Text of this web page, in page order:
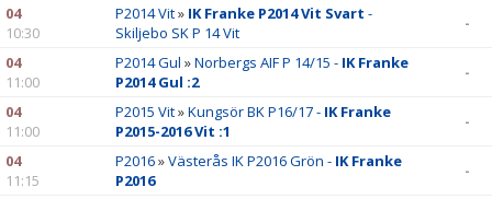
04
10:30
P2014 Vit» IK Franke P2014 Vit Svart -
Skiljebo SK P 14 Vit
-
04
11:00
P2014 Gul »Norbergs AIF P 14/15 - IK Franke
P2014 Gul :2
-
04
11:00
P2015 Vit»Kungsör BK P16/17 - IK Franke
P2015-2016 Vit :1
-
04
11:15
P2016»Västerås IK P2016 Grön - IK Franke
P2016
-